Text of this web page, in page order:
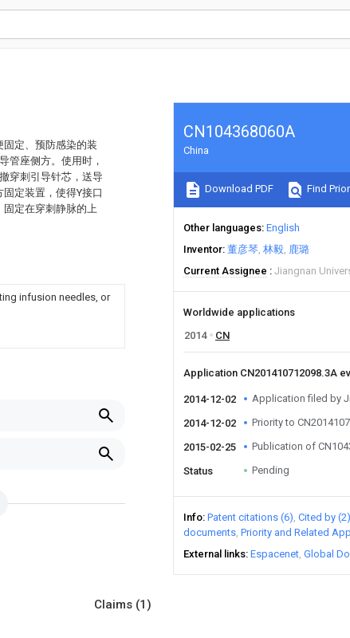
定、预防感染的装
管座侧方。使用时，
穿刺引导针芯，送导
定装置，使得Y接口
固定在穿刺静脉的上
infusion needles, or
CN104368060A
China
Download PDF Find
Other languages English
Inventor 董彦琴 林毅 鹿璐
Current Assignee
Jiangnan
Worldwide applications
2014
CN
Application CN201410712098.3A
2014-12-02 Application filed by
2014-12-02 Priority to
2015-02-25 Publication of
Status Pending
Info Patent citations (6) Cited by (2)
documents Priority and Related
External links Espacenet Global
Claims (1)